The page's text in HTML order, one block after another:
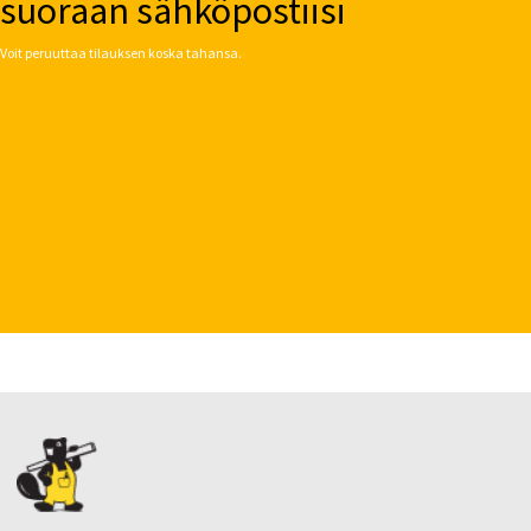
suoraan sähköpostiisi
Voit peruuttaa tilauksen koska tahansa.